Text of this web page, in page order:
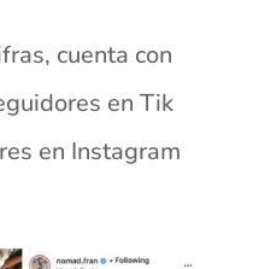
cuenta con
en Tik
en Instagram